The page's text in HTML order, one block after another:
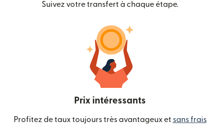
Suivez votre transfert à chaque étape.
Prix intéressants
Profitez de taux toujours très avantageux et sans frais